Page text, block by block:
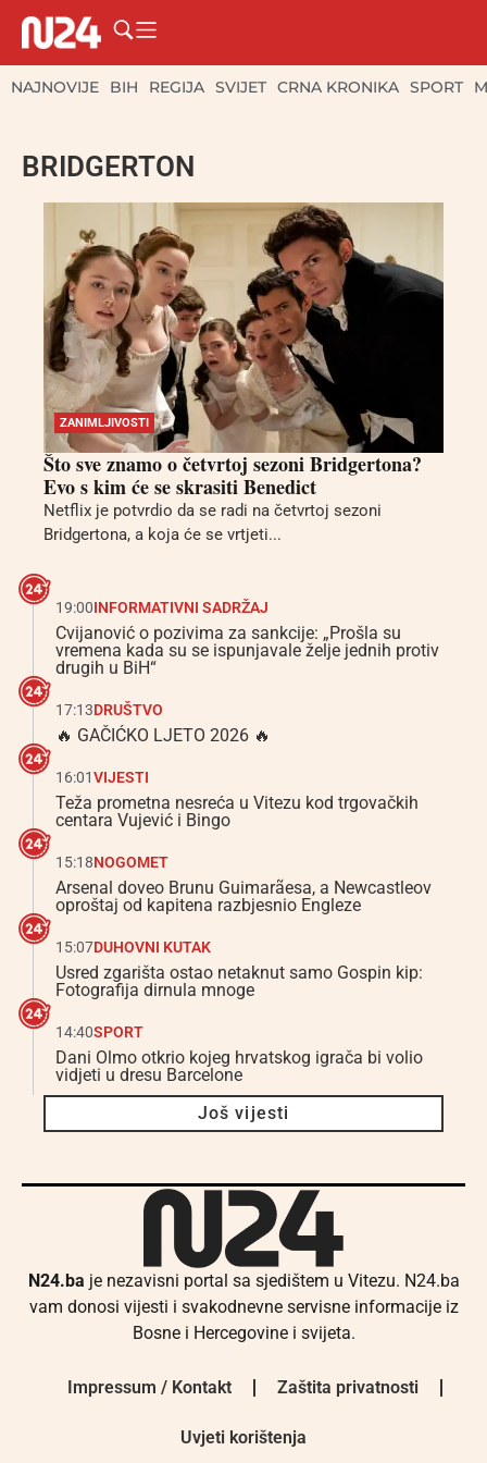
NAJNOVIJE BIH REGIJA SVIJET CRNA KRONIKA SPORT
BRIDGERTON
ZANIMLJIVOSTI
Što sve znamo o četvrtoj sezoni Bridgertona?
Evo s kim će se skrasiti Benedict
Netflix je potvrdio da se radi na četvrtoj sezoni
Bridgertona, a koja će se vrtjeti...
19:00INFORMATIVNI SADRŽAJ
Cvijanović o pozivima za sankcije: „Prošla su
vremena kada su se ispunjavale želje jednih protiv
drugih u BiH“
17:13DRUŠTVO
🔥 GAČIĆKO LJETO 2026 🔥
16:01VIJESTI
Teža prometna nesreća u Vitezu kod trgovačkih
centara Vujević i Bingo
15:18NOGOMET
Arsenal doveo Brunu Guimarãesa, a Newcastleov
oproštaj od kapitena razbjesnio Engleze
15:07DUHOVNI KUTAK
Usred zgarišta ostao netaknut samo Gospin kip:
Fotografija dirnula mnoge
14:40SPORT
Dani Olmo otkrio kojeg hrvatskog igrača bi volio
vidjeti u dresu Barcelone
Još vijesti
N24.ba je nezavisni portal sa sjedištem u Vitezu. N24.ba
vam donosi vijesti i svakodnevne servisne informacije iz
Bosne i Hercegovine i svijeta.
Impressum / Kontakt Zaštita privatnosti
Uvjeti korištenja